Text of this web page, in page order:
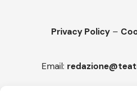
Privacy Policy –
Email: